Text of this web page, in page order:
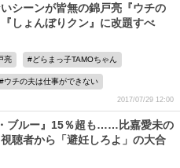
シーンが皆無の錦戸亮『ウチの
しょんぼりクン』に改題すべ
亮 どらまっ子TAMOちゃん
ウチの夫は仕事ができない
2017/07/29 12:00
ブルー』15％超も……比嘉愛未の
聴者から「避妊しろよ」の大合